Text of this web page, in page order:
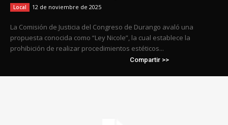
Local 12 de noviembre de 2025
La Comisión de Justicia del Congreso de Durango avaló una
propuesta conocida como “Ley Nicole”, la cual establece la
prohibición de realizar procedimientos estéticos...
Compartir >>